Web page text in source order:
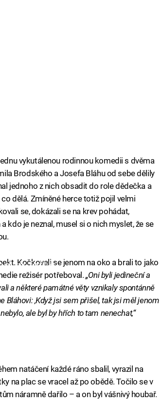
vykutálenou rodinnou komedii s dvěma
Brodského a Josefa Bláhu od sebe dělily
jednoho z nich obsadit do role dědečka a
dělá. Zmíněné herce totiž pojil velmi
se, dokázali se na krev pohádat,
kdo je neznal, musel si o nich myslet, že se
to fetch
Kočkovali se jenom na oko a brali to jako
režisér potřeboval. „Oni byli jedineční a
a některé památné věty vznikaly spontánně
‚Když jsi sem přišel, tak jsi měl jenom
ale byl by hřích to tam nenechat,“
natáčení každé ráno sbalil, vyrazil na
na plac se vracel až po obědě. Točilo se v
náramně dařilo – a on byl vášnivý houbař.